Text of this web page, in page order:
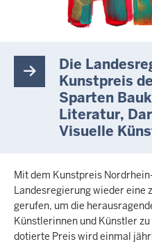
Die
Kunstpreis
Sparten
Literatur,
Visuelle
Mit dem Kunstpreis
Landesregierung wieder eine
gerufen, um die
Künstlerinnen und Künstler
dotierte Preis wird einmal